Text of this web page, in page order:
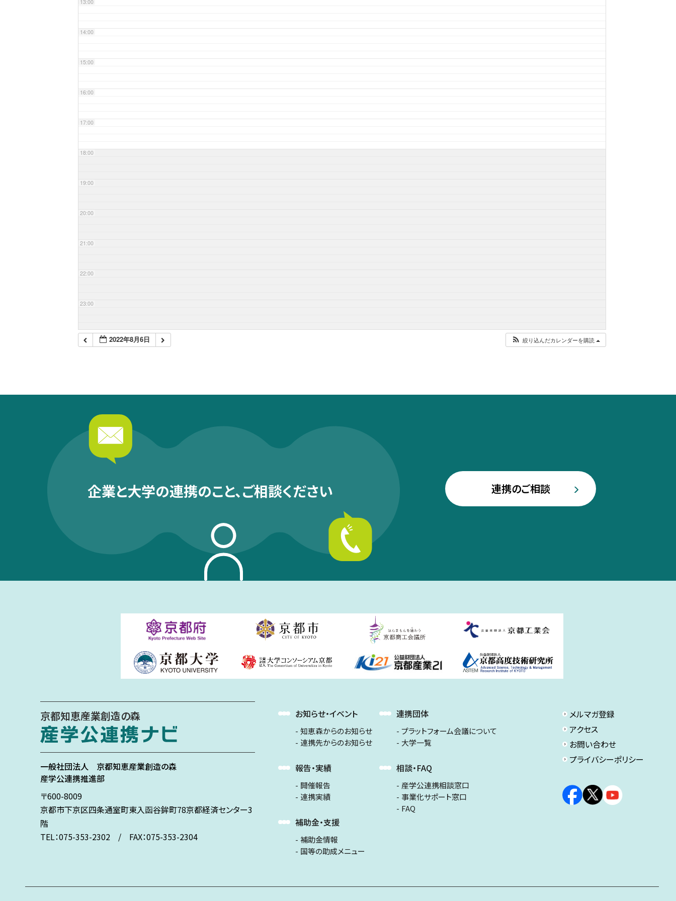
13:00
14:00
15:00
16:00
17:00
18:00
19:00
20:00
21:00
22:00
23:00
2022年8月6日 絞り込んだカレンダーを購読
企業と大学の連携のこと、ご相談ください 連携のご相談
京都知恵産業創造の森
一般社団法人 京都知恵産業創造の森
産学公連携推進部
〒600-8009
京都市下京区四条通室町東入函谷鉾町78京都経済センター3
階
TEL：075-353-2302 / FAX：075-353-2304
お知らせ・イベント
知恵森からのお知らせ
連携先からのお知らせ
報告・実績
開催報告
連携実績
補助金・支援
補助金情報
国等の助成メニュー
連携団体
プラットフォーム会議について
大学一覧
相談・FAQ
産学公連携相談窓口
事業化サポート窓口
FAQ
メルマガ登録
アクセス
お問い合わせ
プライバシーポリシー